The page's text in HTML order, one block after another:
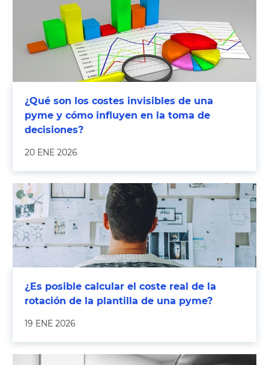
¿Qué son los costes invisibles de una
pyme y cómo influyen en la toma de
decisiones?
20 ENE 2026
¿Es posible calcular el coste real de la
rotación de la plantilla de una pyme?
19 ENE 2026